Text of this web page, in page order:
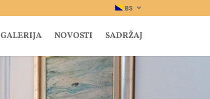
BS
GALERIJA NOVOSTI SADRŽAJ